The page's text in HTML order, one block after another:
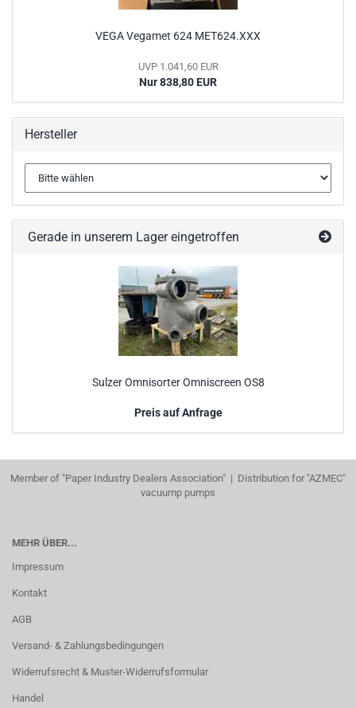
VEGA Vegamet 624 MET624.XXX
UVP 1.041,60 EUR
Nur 838,80 EUR
Hersteller
Gerade in unserem Lager eingetroffen
Sulzer Omnisorter Omniscreen OS8
Preis auf Anfrage
Member of "Paper Industry Dealers Association" | Distribution for "AZMEC"
vacuump pumps
MEHR ÜBER...
Impressum
Kontakt
AGB
Versand- & Zahlungsbedingungen
Widerrufsrecht & Muster-Widerrufsformular
Handel